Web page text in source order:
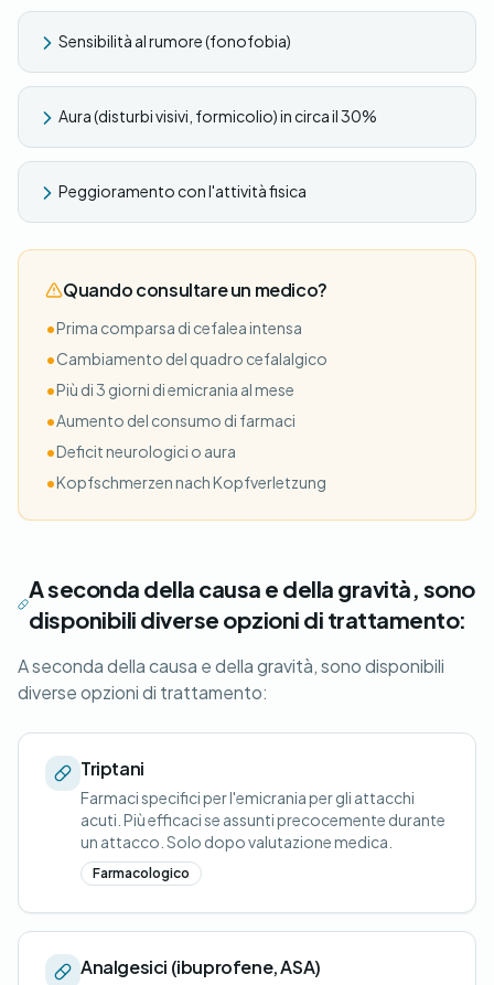
Sensibilità al rumore (fonofobia)
Aura (disturbi visivi, formicolio) in circa il 30%
Peggioramento con l'attività fisica
Quando consultare un medico?
•Prima comparsa di cefalea intensa
•Cambiamento del quadro cefalalgico
•Più di 3 giorni di emicrania al mese
•Aumento del consumo di farmaci
•Deficit neurologici o aura
•Kopfschmerzen nach Kopfverletzung
A seconda della causa e della gravità, sono
disponibili diverse opzioni di trattamento:
A seconda della causa e della gravità, sono disponibili
diverse opzioni di trattamento:
Triptani
Farmaci specifici per l'emicrania per gli attacchi
acuti. Più efficaci se assunti precocemente durante
un attacco. Solo dopo valutazione medica.
Farmacologico
Analgesici (ibuprofene, ASA)